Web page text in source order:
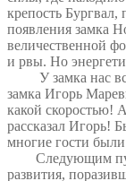
крепость Бургвал,
появления замка
величественной
и рвы. Но
У замка нас
замка Игорь
какой скоростью!
рассказал Игорь!
многие гости
Следующим
развития,